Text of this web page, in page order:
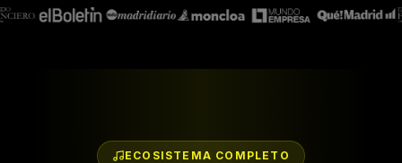
ECOSISTEMA COMPLETO